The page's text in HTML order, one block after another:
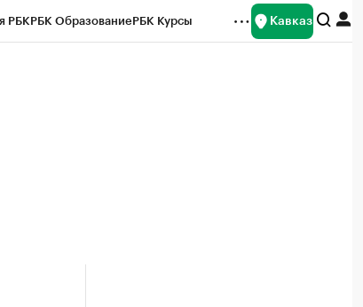
РБКРБК ОбразованиеРБК Курсы Кавказ